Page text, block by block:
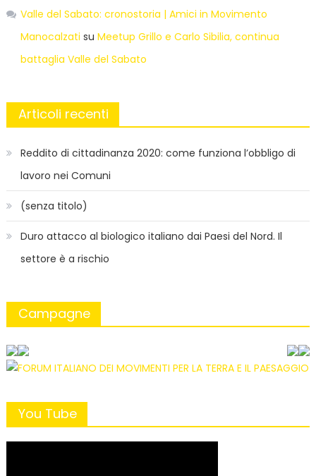
Valle del Sabato: cronostoria | Amici in Movimento
Manocalzati su Meetup Grillo e Carlo Sibilia, continua
battaglia Valle del Sabato
Articoli recenti
Reddito di cittadinanza 2020: come funziona l’obbligo di
lavoro nei Comuni
(senza titolo)
Duro attacco al biologico italiano dai Paesi del Nord. Il
settore è a rischio
Campagne
You Tube